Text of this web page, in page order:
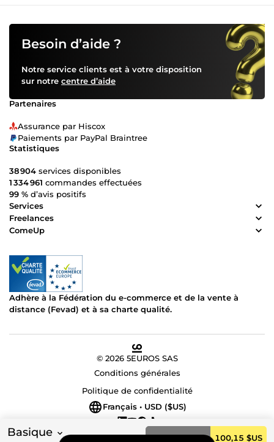
Basique Commander 100,15 $US
Besoin d’aide ?
Notre service clients est à votre disposition
sur notre centre d’aide
Partenaires
Assurance par Hiscox
Paiements par PayPal Braintree
Statistiques
38 904 services disponibles
1 334 961 commandes effectuées
99 % d’avis positifs
Services
Freelances
ComeUp
Adhère à la Fédération du e-commerce et de la vente à
distance (Fevad) et à sa charte qualité.
© 2026 5EUROS SAS
Conditions générales
Politique de confidentialité
Français • USD ($US)